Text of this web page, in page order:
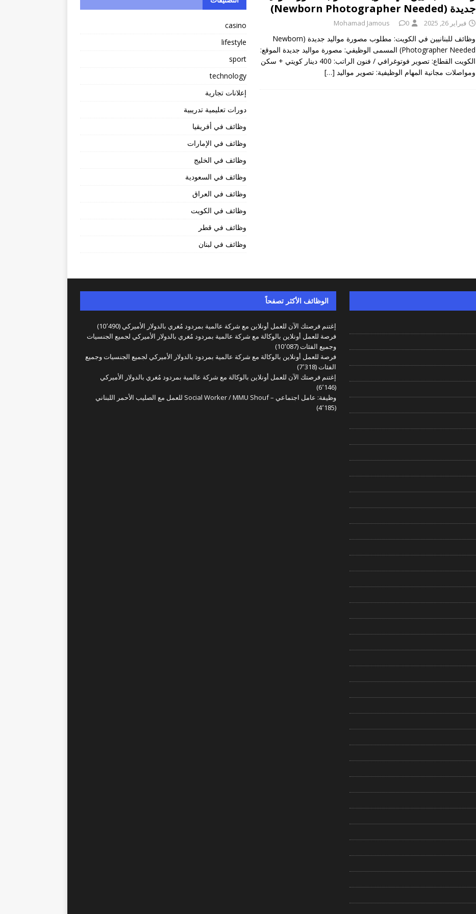
جديدة (Newborn Photographer Needed)
فبراير 26, 2025 Mohamad Jamous 0
وظائف للبنانيين في الكويت: مطلوب مصورة مواليد جديدة (Newborn
Photographer Needed) المسمى الوظيفي: مصورة مواليد جديدة الموقع:
الكويت القطاع: تصوير فوتوغرافي / فنون الراتب: 400 دينار كويتي + سكن
ومواصلات مجانية المهام الوظيفية: تصوير مواليد […]
casino
lifestyle
sport
technology
إعلانات تجارية
دورات تعليمية تدريبية
وظائف في أفريقيا
وظائف في الإمارات
وظائف في الخليج
وظائف في السعودية
وظائف في العراق
وظائف في الكويت
وظائف في قطر
وظائف في لبنان
الوظائف الأكثر تصفحاً
إغتنم فرصتك الآن للعمل أونلاين مع شركة عالمية بمردود مُغري بالدولار الأميركي(10٬490)
فرصة للعمل أونلاين بالوكالة مع شركة عالمية بمردود مُغري بالدولار الأميركي لجميع الجنسيات
وجميع الفئات(10٬087)
فرصة للعمل أونلاين بالوكالة مع شركة عالمية بمردود بالدولار الأميركي لجميع الجنسيات وجميع
الفئات(7٬318)
إغتنم فرصتك الآن للعمل أونلاين بالوكالة مع شركة عالمية بمردود مُغري بالدولار الأميركي
(6٬146)
وظيفة: عامل اجتماعي – Social Worker / MMU Shouf للعمل مع الصليب الأحمر اللبناني
(4٬185)